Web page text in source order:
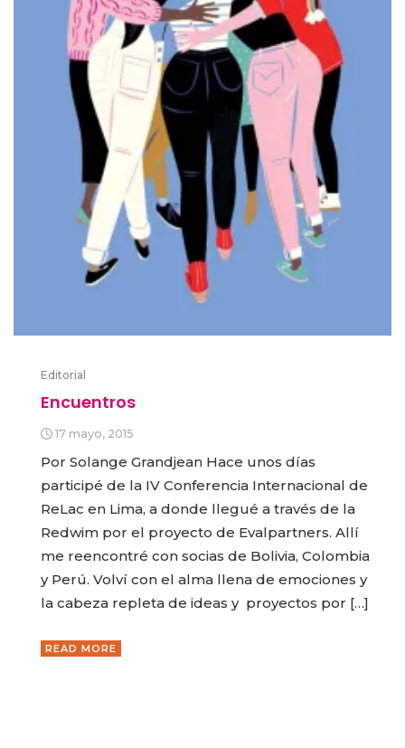
Editorial
Encuentros
17 mayo, 2015
Por Solange Grandjean Hace unos días
participé de la IV Conferencia Internacional de
ReLac en Lima, a donde llegué a través de la
Redwim por el proyecto de Evalpartners. Allí
me reencontré con socias de Bolivia, Colombia
y Perú. Volví con el alma llena de emociones y
la cabeza repleta de ideas y proyectos por […]
READ MORE